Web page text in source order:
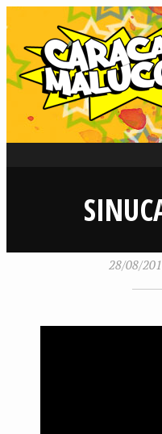
28/08/